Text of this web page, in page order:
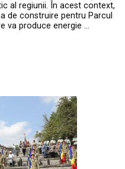
al regiunii. În acest context,
de construire pentru Parcul
va produce energie …